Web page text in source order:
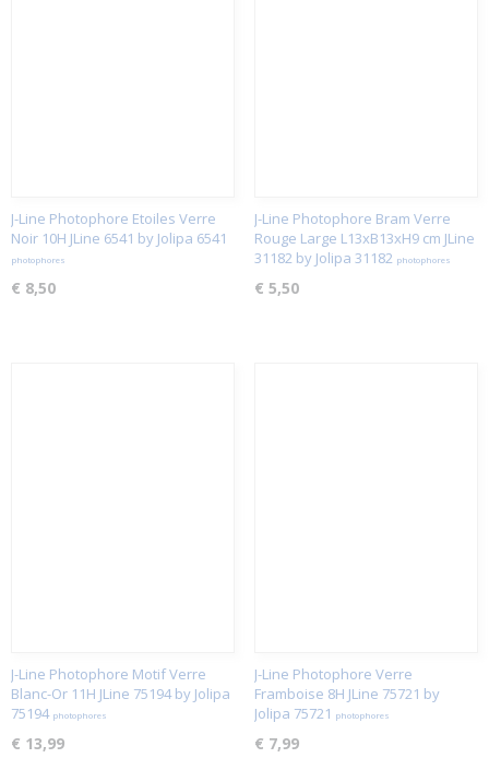
J-Line Photophore Etoiles Verre
Noir 10H JLine 6541 by Jolipa 6541
photophores
€ 8,50
J-Line Photophore Bram Verre
Rouge Large L13xB13xH9 cm JLine
31182 by Jolipa 31182 photophores
€ 5,50
J-Line Photophore Motif Verre
Blanc-Or 11H JLine 75194 by Jolipa
75194 photophores
€ 13,99
J-Line Photophore Verre
Framboise 8H JLine 75721 by
Jolipa 75721 photophores
€ 7,99